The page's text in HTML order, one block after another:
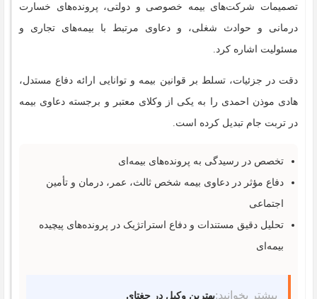
تصمیمات شرکت‌های بیمه خصوصی و دولتی، پرونده‌های خسارت
درمانی و حوادث شغلی، و دعاوی مرتبط با بیمه‌های تجاری و
مسئولیت اشاره کرد.
دقت در جزئیات، تسلط بر قوانین بیمه و توانایی ارائه دفاع مستدل،
هادی موذن احمدی را به یکی از وکلای معتبر و برجسته دعاوی بیمه
در تربت جام تبدیل کرده است.
تخصص در رسیدگی به پرونده‌های بیمه‌ای
دفاع مؤثر در دعاوی بیمه شخص ثالث، عمر، درمان و تأمین
اجتماعی
تحلیل دقیق مستندات و دفاع استراتژیک در پرونده‌های پیچیده
بیمه‌ای
بیشتر بخوانید:بهترین وکیل در جغتای